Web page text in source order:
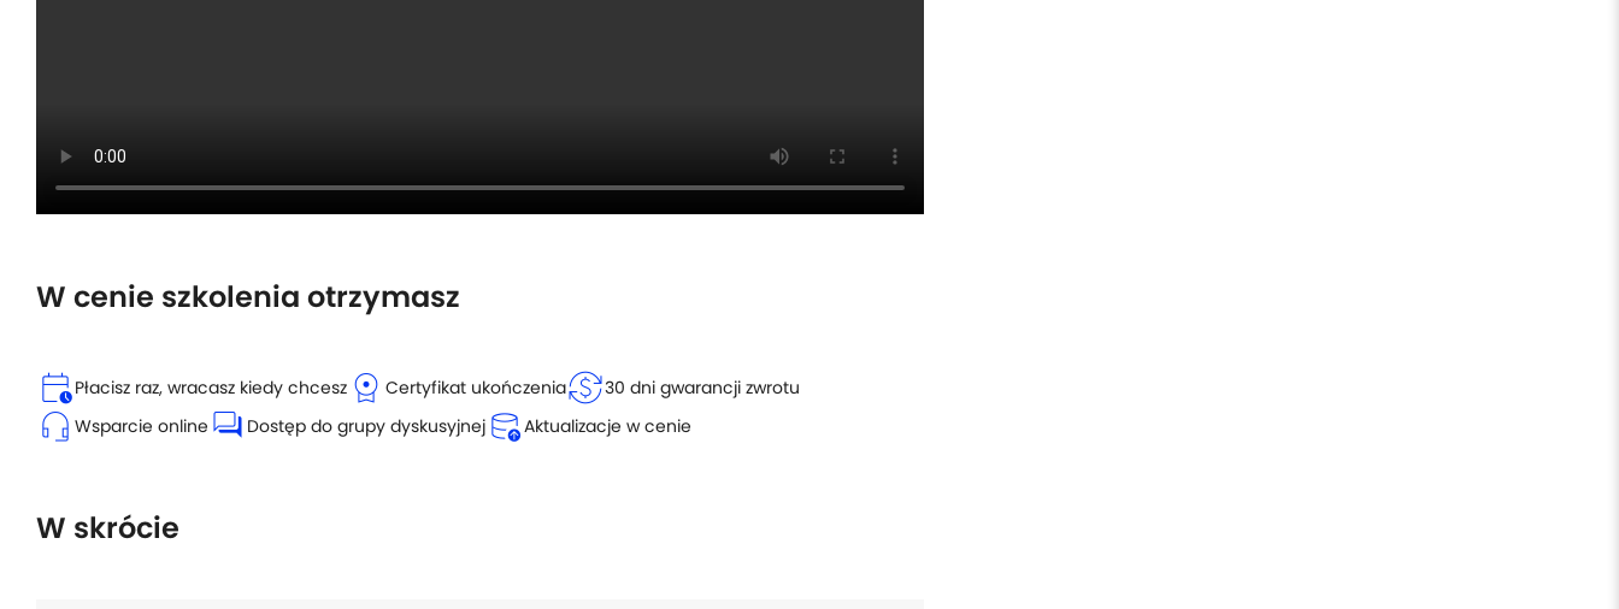
W cenie szkolenia otrzymasz
calendar_clockPłacisz raz, wracasz kiedy chcesz license Certyfikat ukończeniacurrency_exchange30 dni gwarancji zwrotu
headset_mic Wsparcie online forum Dostęp do grupy dyskusyjnej database_uploadAktualizacje w cenie
W skrócie